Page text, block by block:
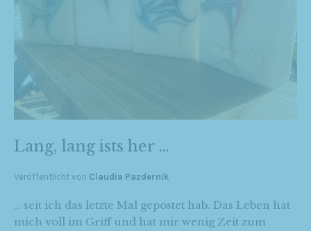
Lang, lang ists her …
Veröffentlicht von Claudia Pazdernik
… seit ich das letzte Mal gepostet hab. Das Leben hat
mich voll im Griff und hat mir wenig Zeit zum